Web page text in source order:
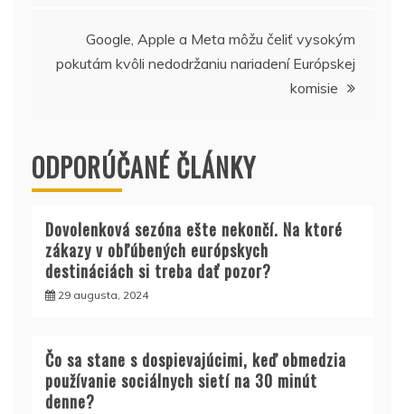
článkuGoogle, Apple a Meta môžu čeliť vysokým
pokutám kvôli nedodržaniu nariadení Európskej
komisie
ODPORÚČANÉ ČLÁNKY
Dovolenková sezóna ešte nekončí. Na ktoré
zákazy v obľúbených európskych
destináciách si treba dať pozor?
29 augusta, 2024
Čo sa stane s dospievajúcimi, keď obmedzia
používanie sociálnych sietí na 30 minút
denne?